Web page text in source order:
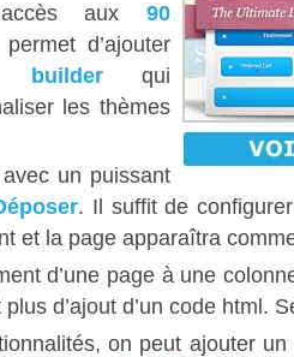
aux 90
d’ajouter
builderqui
les thèmes
un puissant
. Il suffit de
et la page apparaîtra
d’une page à une
d’ajout d’un code html.
on peut ajouter